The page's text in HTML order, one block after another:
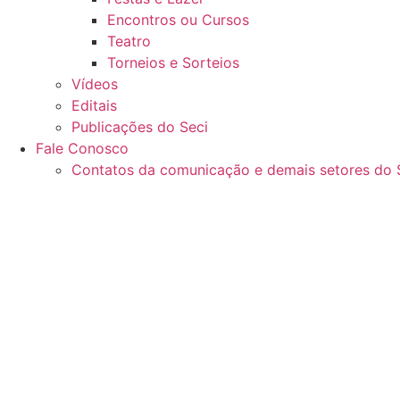
Encontros ou Cursos
Teatro
Torneios e Sorteios
Vídeos
Editais
Publicações do Seci
Fale Conosco
Contatos da comunicação e demais setores do